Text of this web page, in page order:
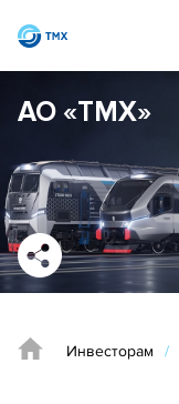
АО «ТМХ»
Инвесторам /